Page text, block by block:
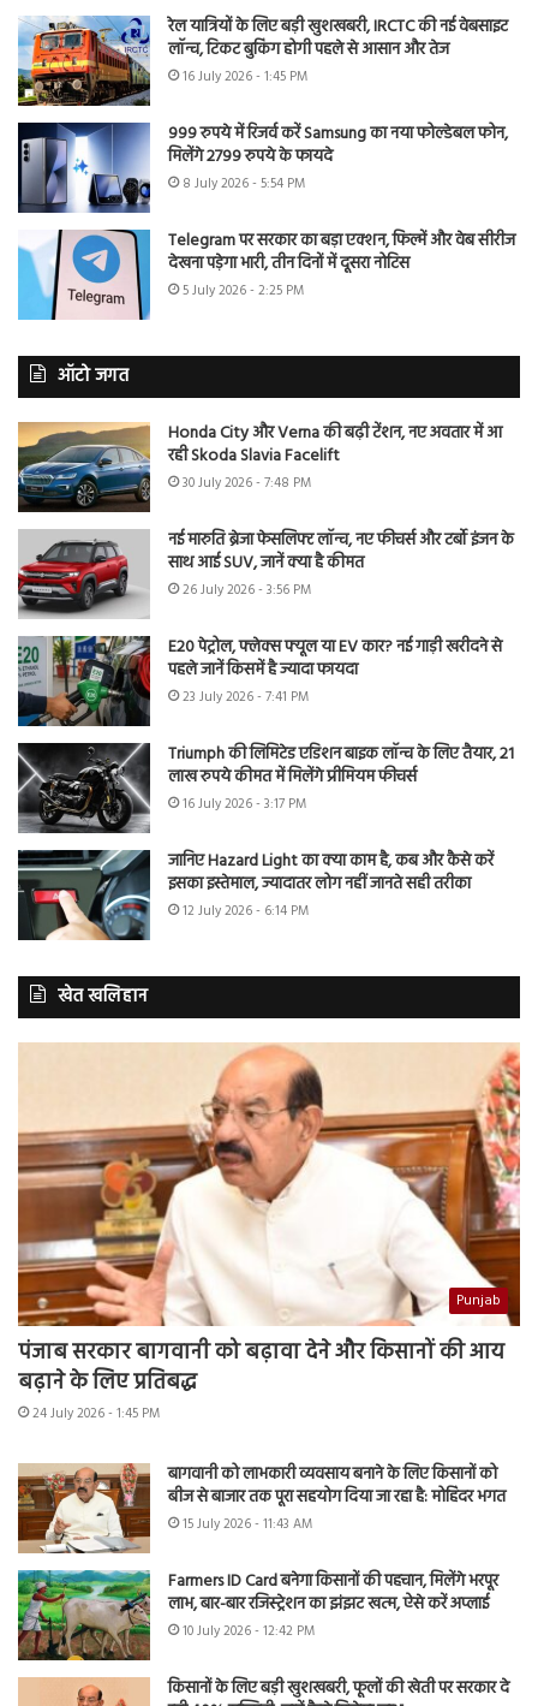
रेल यात्रियों के लिए बड़ी खुशखबरी, IRCTC की नई वेबसाइट
लॉन्च, टिकट बुकिंग होगी पहले से आसान और तेज
16 July 2026 - 1:45 PM
999 रुपये में रिजर्व करें Samsung का नया फोल्डेबल फोन,
मिलेंगे 2799 रुपये के फायदे
8 July 2026 - 5:54 PM
Telegram पर सरकार का बड़ा एक्शन, फिल्में और वेब सीरीज
देखना पड़ेगा भारी, तीन दिनों में दूसरा नोटिस
5 July 2026 - 2:25 PM
ऑटो जगत
Honda City और Verna की बढ़ी टेंशन, नए अवतार में आ
रही Skoda Slavia Facelift
30 July 2026 - 7:48 PM
नई मारुति ब्रेजा फेसलिफ्ट लॉन्च, नए फीचर्स और टर्बो इंजन के
साथ आई SUV, जानें क्या है कीमत
26 July 2026 - 3:56 PM
E20 पेट्रोल, फ्लेक्स फ्यूल या EV कार? नई गाड़ी खरीदने से
पहले जानें किसमें है ज्यादा फायदा
23 July 2026 - 7:41 PM
Triumph की लिमिटेड एडिशन बाइक लॉन्च के लिए तैयार, 21
लाख रुपये कीमत में मिलेंगे प्रीमियम फीचर्स
16 July 2026 - 3:17 PM
जानिए Hazard Light का क्या काम है, कब और कैसे करें
इसका इस्तेमाल, ज्यादातर लोग नहीं जानते सही तरीका
12 July 2026 - 6:14 PM
खेत खलिहान
Punjab
पंजाब सरकार बागवानी को बढ़ावा देने और किसानों की आय
बढ़ाने के लिए प्रतिबद्ध
24 July 2026 - 1:45 PM
बागवानी को लाभकारी व्यवसाय बनाने के लिए किसानों को
बीज से बाजार तक पूरा सहयोग दिया जा रहा है: मोहिंदर भगत
15 July 2026 - 11:43 AM
Farmers ID Card बनेगा किसानों की पहचान, मिलेंगे भरपूर
लाभ, बार-बार रजिस्ट्रेशन का झंझट खत्म, ऐसे करें अप्लाई
10 July 2026 - 12:42 PM
किसानों के लिए बड़ी खुशखबरी, फूलों की खेती पर सरकार दे